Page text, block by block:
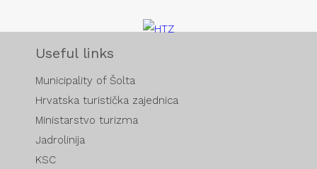
Useful links
Municipality of Šolta
Hrvatska turistička zajednica
Ministarstvo turizma
Jadrolinija
KSC